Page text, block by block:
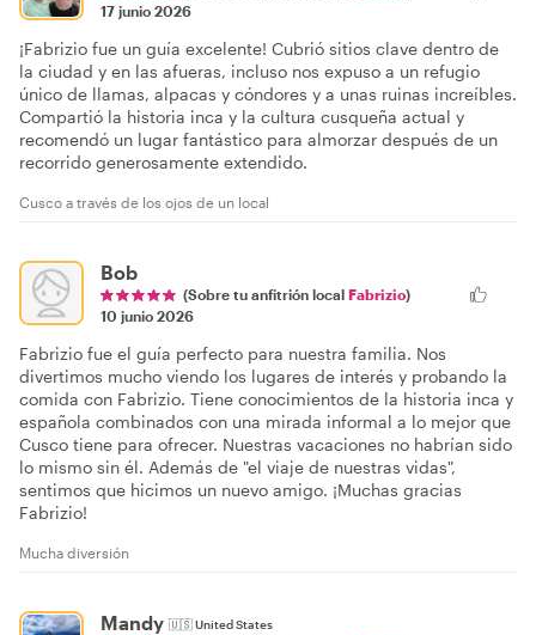
17 junio 2026
¡Fabrizio fue un guía excelente! Cubrió sitios clave dentro de
la ciudad y en las afueras, incluso nos expuso a un refugio
único de llamas, alpacas y cóndores y a unas ruinas increíbles.
Compartió la historia inca y la cultura cusqueña actual y
recomendó un lugar fantástico para almorzar después de un
recorrido generosamente extendido.
Cusco a través de los ojos de un local
Bob
(Sobre tu anfitrión local Fabrizio)
10 junio 2026
Fabrizio fue el guía perfecto para nuestra familia. Nos
divertimos mucho viendo los lugares de interés y probando la
comida con Fabrizio. Tiene conocimientos de la historia inca y
española combinados con una mirada informal a lo mejor que
Cusco tiene para ofrecer. Nuestras vacaciones no habrían sido
lo mismo sin él. Además de "el viaje de nuestras vidas",
sentimos que hicimos un nuevo amigo. ¡Muchas gracias
Fabrizio!
Mucha diversión
Mandy 🇺🇸United States